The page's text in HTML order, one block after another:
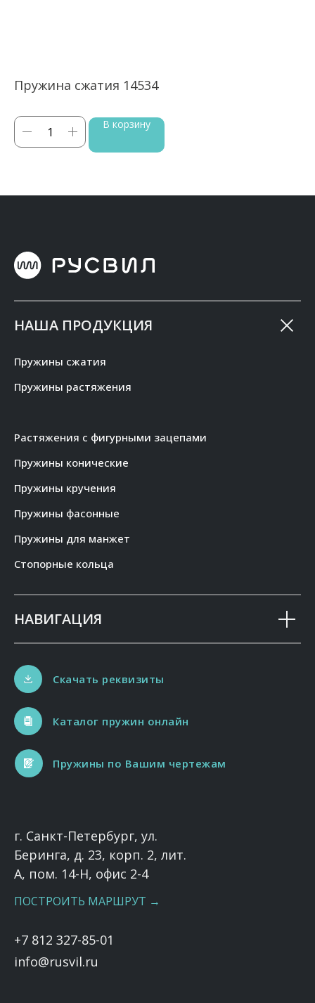
Пружина сжатия 14534
В корзину
НАША ПРОДУКЦИЯ
Пружины сжатия
Пружины растяжения
Растяжения с фигурными зацепами
Пружины конические
Пружины кручения
Пружины фасонные
Пружины для манжет
Стопорные кольца
НАВИГАЦИЯ
Каталог пружин онлайн
Пружины по Вашим чертежам
Скачать реквизиты
г. Санкт-Петербург, ул.
Беринга, д. 23, корп. 2, лит.
А, пом. 14-Н, офис 2-4
ПОСТРОИТЬ МАРШРУТ →
+7 812 327-85-01
info@rusvil.ru